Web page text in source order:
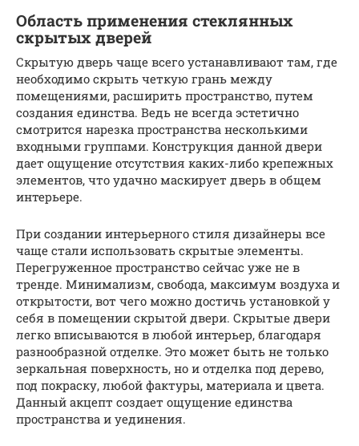
Область применения стеклянных
скрытых дверей
Скрытую дверь чаще всего устанавливают там, где
необходимо скрыть четкую грань между
помещениями, расширить пространство, путем
создания единства. Ведь не всегда эстетично
смотрится нарезка пространства несколькими
входными группами. Конструкция данной двери
дает ощущение отсутствия каких-либо крепежных
элементов, что удачно маскирует дверь в общем
интерьере.
При создании интерьерного стиля дизайнеры все
чаще стали использовать скрытые элементы.
Перегруженное пространство сейчас уже не в
тренде. Минимализм, свобода, максимум воздуха и
открытости, вот чего можно достичь установкой у
себя в помещении скрытой двери. Скрытые двери
легко вписываются в любой интерьер, благодаря
разнообразной отделке. Это может быть не только
зеркальная поверхность, но и отделка под дерево,
под покраску, любой фактуры, материала и цвета.
Данный акцепт создает ощущение единства
пространства и уединения.